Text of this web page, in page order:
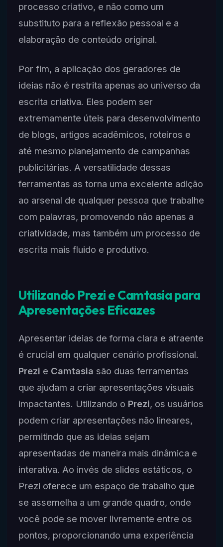
processo criativo, e não como um
substituto para a reflexão pessoal e a
elaboração de conteúdo original.
Por fim, a aplicação dos geradores de
ideias não é restrita apenas ao universo da
escrita criativa. Eles podem ser
extremamente úteis para desenvolvimento
de blogs, artigos acadêmicos, roteiros e
até mesmo planejamento de campanhas
publicitárias. A versatilidade dessas
ferramentas as torna uma excelente adição
ao arsenal de qualquer pessoa que trabalhe
com palavras, promovendo não apenas a
criatividade, mas também um processo de
escrita mais fluido e produtivo.
Utilizando Prezi e Camtasia para
Apresentações Eficazes
Apresentar ideias de forma clara e atraente
é crucial em qualquer cenário profissional.
Prezi e Camtasia são duas ferramentas
que ajudam a criar apresentações visuais
impactantes. Utilizando o Prezi, os usuários
podem criar apresentações não lineares,
permitindo que as ideias sejam
apresentadas de maneira mais dinâmica e
interativa. Ao invés de slides estáticos, o
Prezi oferece um espaço de trabalho que
se assemelha a um grande quadro, onde
você pode se mover livremente entre os
pontos, proporcionando uma experiência